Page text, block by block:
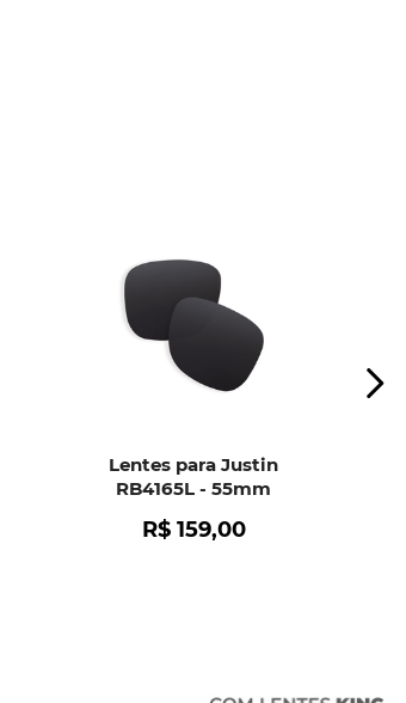
Lentes para Justin
RB4165L - 55mm
R$ 159,00